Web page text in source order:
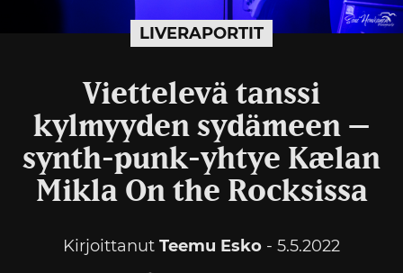
LIVERAPORTIT
Viettelevä tanssi
kylmyyden sydämeen –
synth-punk-yhtye Kælan
Mikla On the Rocksissa
Kirjoittanut Teemu Esko - 5.5.2022